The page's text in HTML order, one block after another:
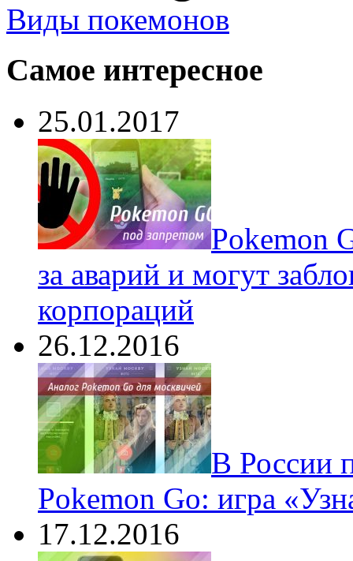
Виды покемонов
Самое интересное
25.01.2017
Pokеmon
за аварий и могут
корпораций
26.12.2016
В России
Pokemon Go: игра
17.12.2016